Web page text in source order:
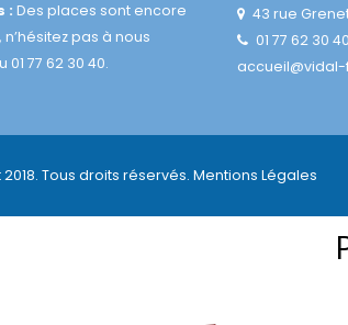
: Des places sont encore
pas à nous
77 62 30 40.
43 rue
01 77 62 30 40
Tous droits réservés. Mentions Légales